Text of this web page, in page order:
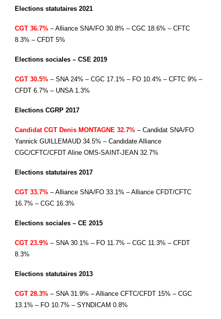
Elections statutaires 2021
CGT 36.7% – Alliance SNA/FO 30.8% – CGC 18.6% – CFTC
8.3% – CFDT 5%
Elections sociales – CSE 2019
CGT 30.5% – SNA 24% – CGC 17.1% – FO 10.4% – CFTC 9% –
CFDT 6.7% – UNSA 1.3%
Elections CGRP 2017
Candidat CGT Denis MONTAGNE 32.7% – Candidat SNA/FO
Yannick GUILLEMAUD 34.5% – Candidate Alliance
CGC/CFTC/CFDT Aline OMS-SAINT-JEAN 32.7%
Elections statutaires 2017
CGT 33.7% – Alliance SNA/FO 33.1% – Alliance CFDT/CFTC
16.7% – CGC 16.3%
Elections sociales – CE 2015
CGT 23.9% – SNA 30.1% – FO 11.7% – CGC 11.3% – CFDT
8.3%
Elections statutaires 2013
CGT 28.3% – SNA 31.9% – Alliance CFTC/CFDT 15% – CGC
13.1% – FO 10.7% – SYNDICAM 0.8%